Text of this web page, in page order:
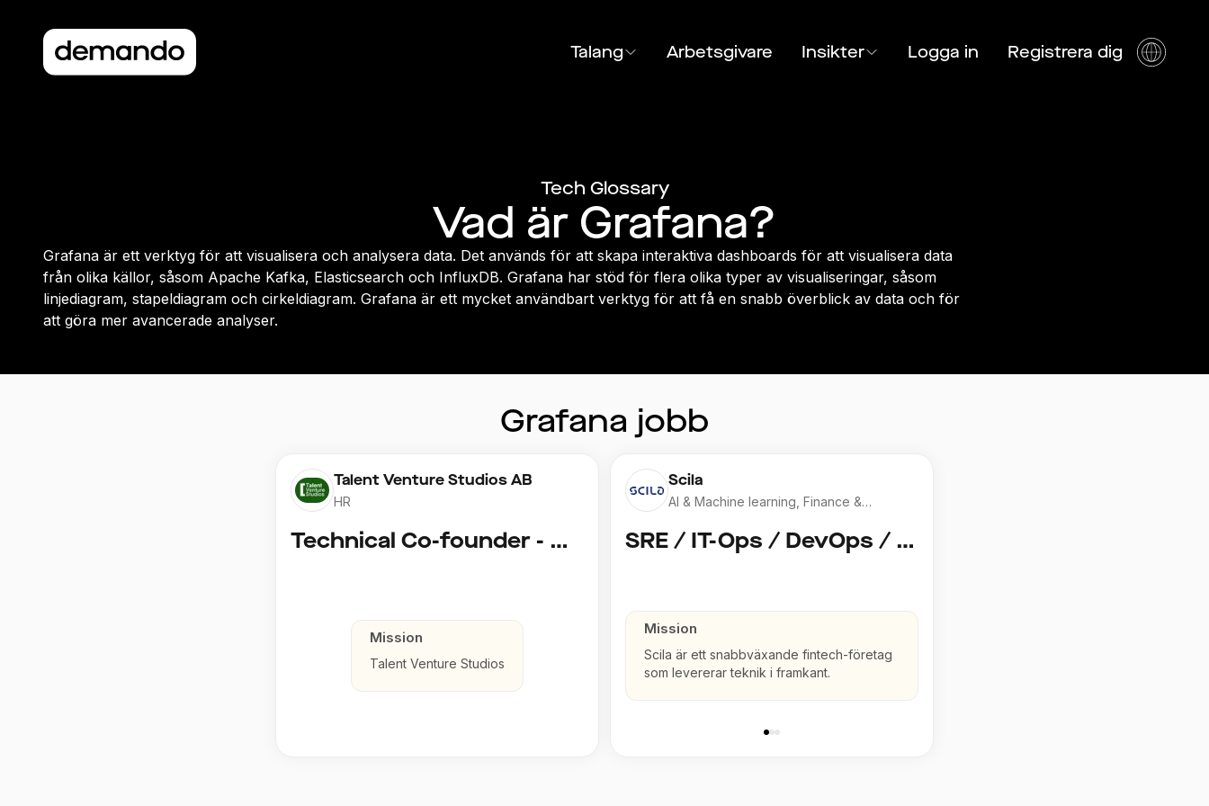
Talang Arbetsgivare Insikter Logga in Registrera dig
Tech Glossary
Vad är Grafana?
Grafana är ett verktyg för att visualisera och analysera data. Det används för att skapa interaktiva dashboards för att visualisera data
från olika källor, såsom Apache Kafka, Elasticsearch och InfluxDB. Grafana har stöd för flera olika typer av visualiseringar, såsom
linjediagram, stapeldiagram och cirkeldiagram. Grafana är ett mycket användbart verktyg för att få en snabb överblick av data och för
att göra mer avancerade analyser.
Grafana jobb
Talent Venture Studios AB
HR
Technical Co-founder - AI Engineer
Mission
Talent Venture Studios
Scila
AI & Machine learning, Finance &
SRE / IT-Ops / DevOps / Drift / Linux
Mission
Scila är ett snabbväxande fintech-företag
som levererar teknik i framkant.